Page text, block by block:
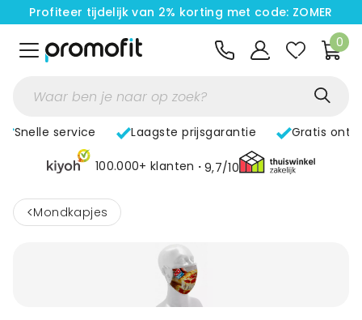
Profiteer tijdelijk van 2% korting met code: ZOMER
0
Snelle service Laagste prijsgarantie Gratis
100.000+ klanten 9,7/10
< Mondkapjes